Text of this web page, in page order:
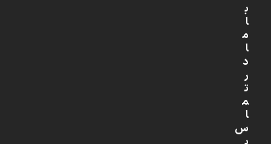
ب
ا
م
ا
د
ر
ت
م
ا
س